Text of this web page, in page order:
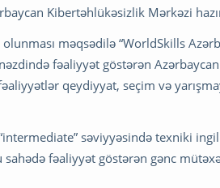
Kibertəhlükəsizlik Mərkəzi
məqsədilə “WorldSkills
fəaliyyət göstərən
qeydiyyat, seçim və
səviyyəsində texniki
fəaliyyət göstərən gənc